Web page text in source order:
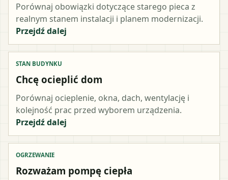
Porównaj obowiązki dotyczące starego pieca z
realnym stanem instalacji i planem modernizacji.
Przejdź dalej
STAN BUDYNKU
Chcę ocieplić dom
Porównaj ocieplenie, okna, dach, wentylację i
kolejność prac przed wyborem urządzenia.
Przejdź dalej
OGRZEWANIE
Rozważam pompę ciepła